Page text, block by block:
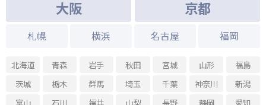
大阪 京都
札幌 横浜 名古屋 福岡
北海道 青森 岩手 秋田 宮城 山形
福島
茨城
栃木 群馬 埼玉 千葉 神奈川
新潟
富山
石川 福井 山梨 長野 静岡
愛知